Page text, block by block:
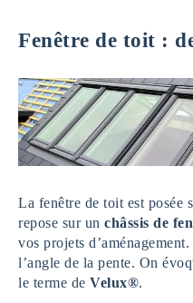
Fenêtre de toit :
La fenêtre de toit est posée
repose sur un châssis de
vos projets
l’angle de la pente. On
le terme de Velux®.